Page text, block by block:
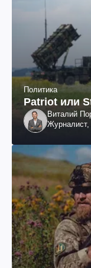
Политика
Patriot или
Виталий
Журналист,